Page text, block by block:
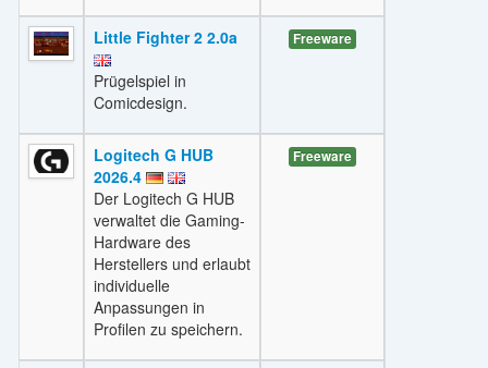
Little Fighter 2 2.0a
Prügelspiel in
Comicdesign.
Freeware
Logitech G HUB
2026.4
Der Logitech G HUB
verwaltet die Gaming-
Hardware des
Herstellers und erlaubt
individuelle
Anpassungen in
Profilen zu speichern.
Freeware